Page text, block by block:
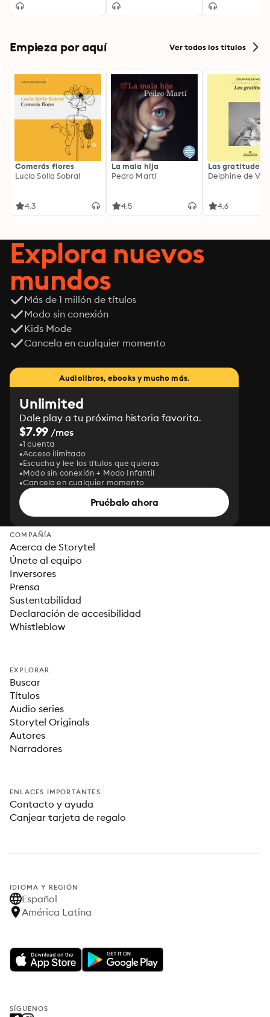
Empieza por aquí Ver todos los títulos
Comerás flores
Lucía Solla Sobral
4.3
La mala hija
Pedro Martí
4.5
Las gratitudes
Delphine de
4.6
Explora nuevos
mundos
Más de 1 millón de títulos
Modo sin conexión
Kids Mode
Cancela en cualquier momento
Audiolibros, ebooks y mucho más.
Unlimited
Dale play a tu próxima historia favorita.
$7.99 /mes
1 cuenta
Acceso ilimitado
Escucha y lee los títulos que quieras
Modo sin conexión + Modo Infantil
Cancela en cualquier momento
Pruébalo ahora
COMPAÑÍA
Acerca de Storytel
Únete al equipo
Inversores
Prensa
Sustentabilidad
Declaración de accesibilidad
Whistleblow
EXPLORAR
Buscar
Títulos
Audio series
Storytel Originals
Autores
Narradores
ENLACES IMPORTANTES
Contacto y ayuda
Canjear tarjeta de regalo
IDIOMA Y REGIÓN
Español
América Latina
SÍGUENOS